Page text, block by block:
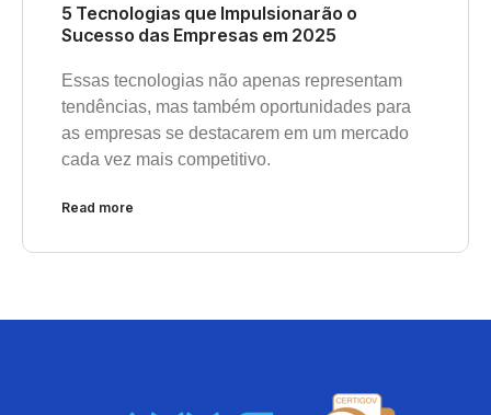
5 Tecnologias que Impulsionarão o
Sucesso das Empresas em 2025
Essas tecnologias não apenas representam
tendências, mas também oportunidades para
as empresas se destacarem em um mercado
cada vez mais competitivo.
Read more